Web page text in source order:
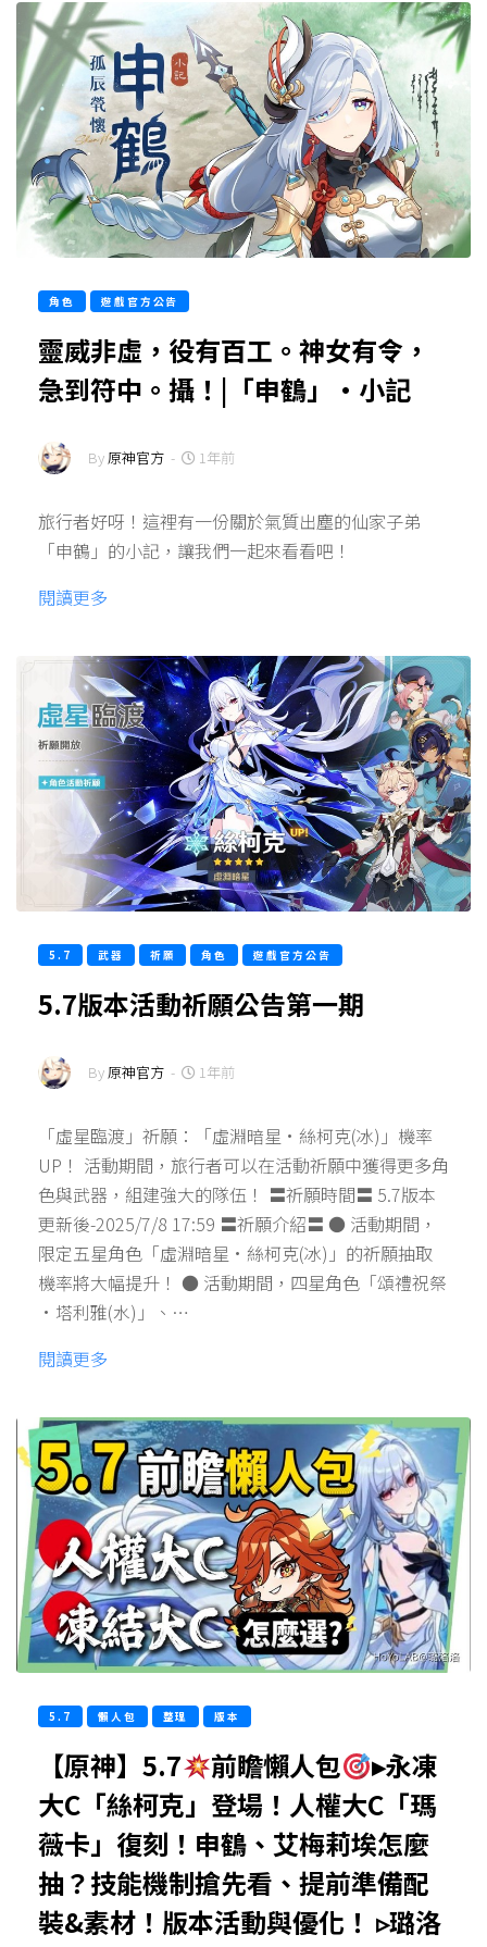
角色 遊戲官方公告
靈威非虛，役有百工。神女有令，
急到符中。攝！|「申鶴」·小記
By原神官方 - 1年前
旅行者好呀！這裡有一份關於氣質出塵的仙家子弟
「申鶴」的小記，讓我們一起來看看吧！
閱讀更多
5.7 武器 祈願 角色 遊戲官方公告
5.7版本活動祈願公告第一期
By原神官方 - 1年前
「虛星臨渡」祈願：「虛淵暗星·絲柯克(冰)」機率
UP！ 活動期間，旅行者可以在活動祈願中獲得更多角
色與武器，組建強大的隊伍！ 〓祈願時間〓 5.7版本
更新後-2025/7/8 17:59 〓祈願介紹〓 ● 活動期間，
限定五星角色「虛淵暗星·絲柯克(冰)」的祈願抽取
機率將大幅提升！ ● 活動期間，四星角色「頌禮祝祭
·塔利雅(水)」、…
閱讀更多
5.7 懶人包 整理 版本
【原神】5.7 前瞻懶人包
▸永凍
大C「絲柯克」登場！人權大C「瑪
薇卡」復刻！申鶴、艾梅莉埃怎麼
抽？技能機制搶先看、提前準備配
裝&素材！版本活動與優化！ ▹璐洛